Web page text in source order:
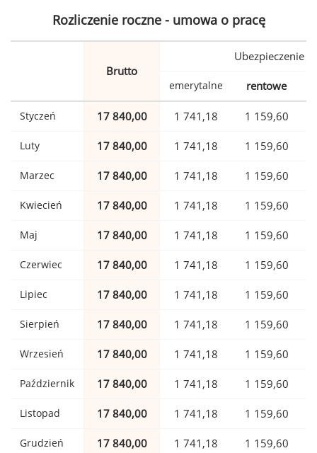
Rozliczenie roczne - umowa o pracę
Brutto
Ubezpieczenie
emerytalne rentowe
Styczeń 17 840,00 1 741,18 1 159,60
Luty 17 840,00 1 741,18 1 159,60
Marzec 17 840,00 1 741,18 1 159,60
Kwiecień 17 840,00 1 741,18 1 159,60
Maj 17 840,00 1 741,18 1 159,60
Czerwiec 17 840,00 1 741,18 1 159,60
Lipiec 17 840,00 1 741,18 1 159,60
Sierpień 17 840,00 1 741,18 1 159,60
Wrzesień 17 840,00 1 741,18 1 159,60
Październik 17 840,00 1 741,18 1 159,60
Listopad 17 840,00 1 741,18 1 159,60
Grudzień 17 840,00 1 741,18 1 159,60